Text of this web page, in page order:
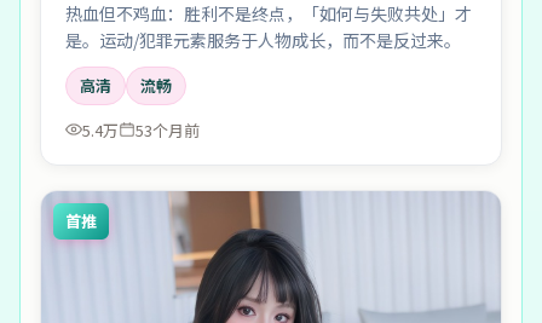
热血但不鸡血：胜利不是终点，「如何与失败共处」才
是。运动/犯罪元素服务于人物成长，而不是反过来。
高清
流畅
5.4万
53个月前
首推